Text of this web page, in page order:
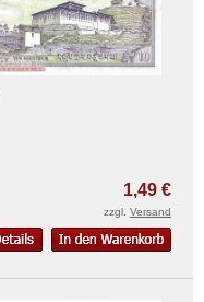
1,49 €
zzgl. Versand